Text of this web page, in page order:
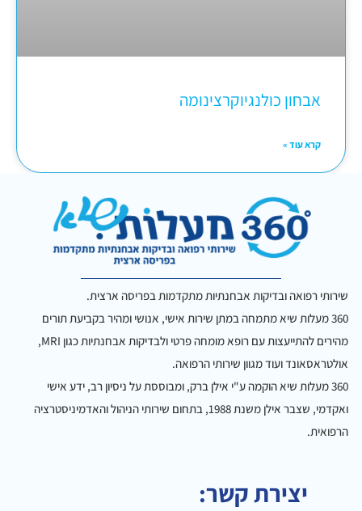
אבחון כולנגיוקרצינומה
קרא עוד »
שירותי רפואה ובדיקות אבחנתיות מתקדמות בפריסה ארצית.
360 מעלות שיא מתמחה במתן שירות אישי, אנושי ומהיר בקביעת תורים
מהירים להתייעצות עם רופא מומחה פרטי ולבדיקות אבחנתיות כגון MRI,
אולטראסאונד ועוד מגוון שירותי הרפואה.
360 מעלות שיא הוקמה ע"י אילן ברק, ומבוססת על ניסיון רב, ידע אישי
ואקדמי, שצבר אילן משנת 1988, בתחום שירותי הניהול והאדמיניסטרציה
הרפואית.
יצירת קשר: